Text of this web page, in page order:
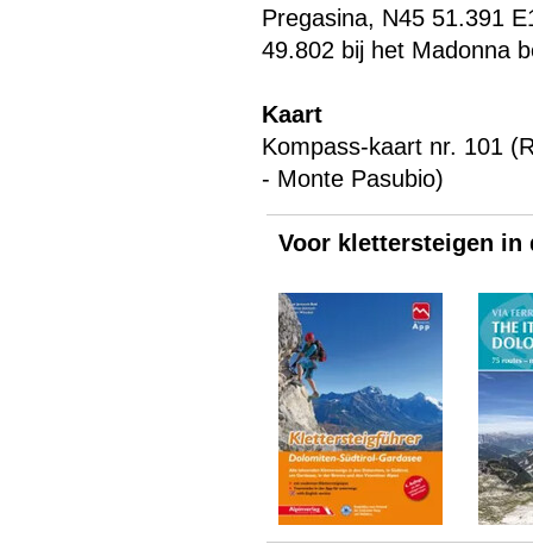
Pregasina, N45 51.391
49.802 bij het Madonna
Kaart
Kompass-kaart nr. 101
- Monte Pasubio)
Voor klettersteigen in